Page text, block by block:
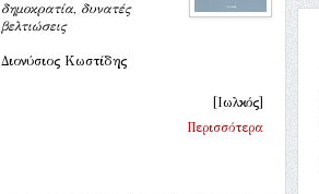
δημοκρατία, δυνατές
βελτιώσεις
Διονύσιος Κωστίδης
[Ιωλκός]
Περισσότερα